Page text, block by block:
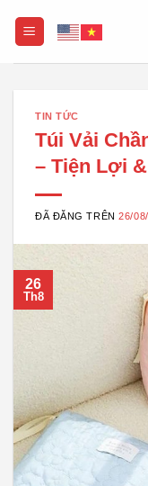
TIN TỨC
Túi Vải
– Tiện Lợi
ĐÃ ĐĂNG TRÊN26/
26
Th8